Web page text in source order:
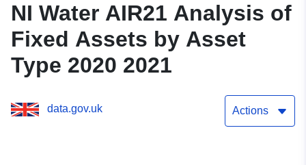
NI Water AIR21 Analysis of
Fixed Assets by Asset
Type 2020 2021
data.gov.uk Actions